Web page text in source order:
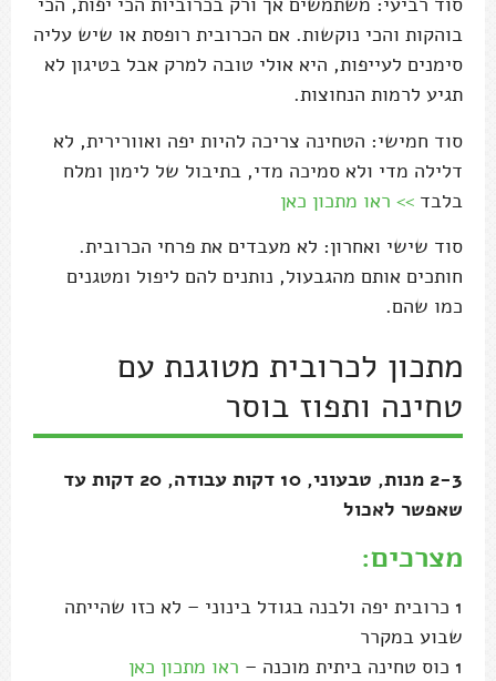
בוהקות והכי נוקשות. אם הכרובית רופסת או שיש עליה
סימנים לעייפות, היא אולי טובה למרק אבל בטיגון לא
תגיע לרמות הנחוצות.
סוד חמישי: הטחינה צריכה להיות יפה ואוורירית, לא
דלילה מדי ולא סמיכה מדי, בתיבול של לימון ומלח
בלבד >> ראו מתכון כאן
סוד שישי ואחרון: לא מעבדים את פרחי הכרובית.
חותכים אותם מהגבעול, נותנים להם ליפול ומטגנים
כמו שהם.
מתכון לכרובית מטוגנת עם
טחינה ותפוז בוסר
2-3 מנות, טבעוני, 10 דקות עבודה, 20 דקות עד
שאפשר לאכול
מצרכים:
1 כרובית יפה ולבנה בגודל בינוני – לא כזו שהייתה
שבוע במקרר
1 כוס טחינה ביתית מוכנה –
ראו מתכון כאן